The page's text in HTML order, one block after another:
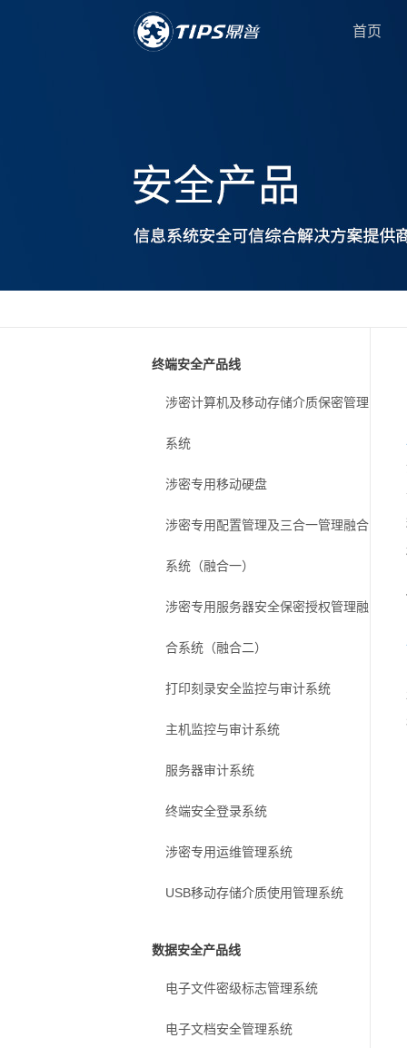
首页
终端安全产品线
涉密计算机及移动存储介质保密管理
系统
涉密专用移动硬盘
涉密专用配置管理及三合一管理融合
系统（融合一）
涉密专用服务器安全保密授权管理融
合系统（融合二）
打印刻录安全监控与审计系统
主机监控与审计系统
服务器审计系统
终端安全登录系统
涉密专用运维管理系统
USB移动存储介质使用管理系统
数据安全产品线
电子文件密级标志管理系统
电子文档安全管理系统